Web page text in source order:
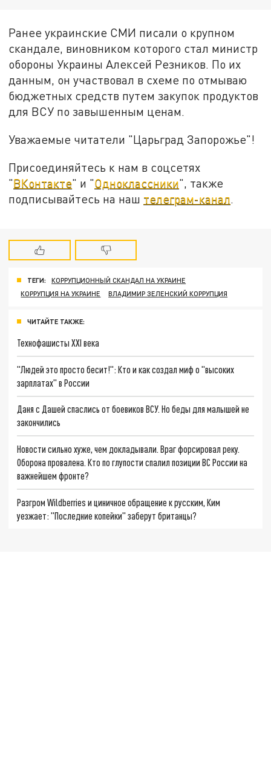
Ранее украинские СМИ писали о крупном
скандале, виновником которого стал министр
обороны Украины Алексей Резников. По их
данным, он участвовал в схеме по отмываю
бюджетных средств путем закупок продуктов
для ВСУ по завышенным ценам.
Уважаемые читатели "Царьград Запорожье"!
Присоединяйтесь к нам в соцсетях
"ВКонтакте" и "Одноклассники", также
подписывайтесь на наш телеграм-канал.
ТЕГИ:
КОРРУПЦИОННЫЙ СКАНДАЛ НА УКРАИНЕ
КОРРУПЦИЯ НА УКРАИНЕ
ВЛАДИМИР ЗЕЛЕНСКИЙ КОРРУПЦИЯ
ЧИТАЙТЕ ТАКЖЕ:
Технофашисты XXI века
"Людей это просто бесит!": Кто и как создал миф о "высоких
зарплатах" в России
Даня с Дашей спаслись от боевиков ВСУ. Но беды для малышей не
закончились
Новости сильно хуже, чем докладывали. Враг форсировал реку.
Оборона провалена. Кто по глупости спалил позиции ВС России на
важнейшем фронте?
Разгром Wildberries и циничное обращение к русским, Ким
уезжает: "Последние копейки" заберут британцы?